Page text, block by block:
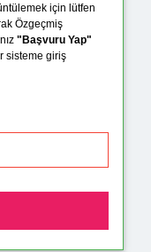
için lütfen
Özgeçmiş
"Başvuru Yap"
sisteme giriş